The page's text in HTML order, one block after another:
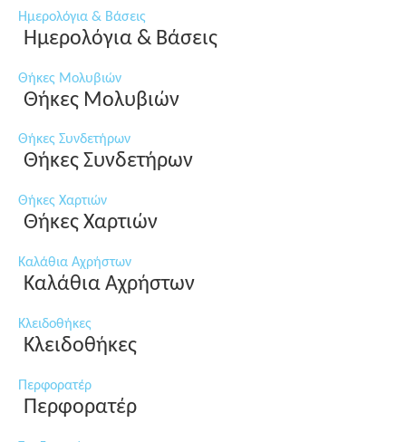
Ημερολόγια & Βάσεις
Ημερολόγια & Βάσεις
Θήκες Μολυβιών
Θήκες Μολυβιών
Θήκες Συνδετήρων
Θήκες Συνδετήρων
Θήκες Χαρτιών
Θήκες Χαρτιών
Καλάθια Αχρήστων
Καλάθια Αχρήστων
Κλειδοθήκες
Κλειδοθήκες
Περφορατέρ
Περφορατέρ